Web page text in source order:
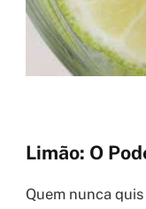
Limão: O
Quem nunca